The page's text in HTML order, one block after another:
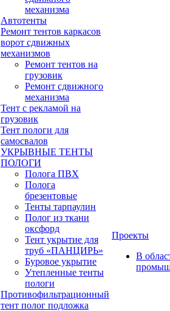
механизма
Автотенты
Ремонт тентов каркасов
ворот сдвижных
механизмов
Ремонт тентов на
грузовик
Ремонт сдвижного
механизма
Тент с рекламой на
грузовик
Тент пологи для
самосвалов
УКРЫВНЫЕ ТЕНТЫ
ПОЛОГИ
Полога ПВХ
Полога
брезентовые
Тенты тарпаулин
Полог из ткани
оксфорд
Тент укрытие для
труб «ПАНЦИРЬ»
Буровое укрытие
Утепленные тенты
пологи
Противофильтрационный
тент полог подложка
Проекты
В